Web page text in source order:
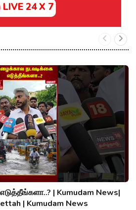
LIVE 24 X 7
| Kumudam News|
| Kumudam News